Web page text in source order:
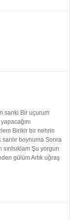
sanki Bir uçurum
Birikir bir nehrin
boynuma Sonra
Şu yorgun
gülüm Artık uğraş